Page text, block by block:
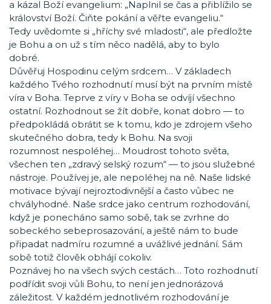
a kázal Boží evangelium: „Naplnil se čas a přiblížilo se
království Boží. Čiňte pokání a věřte evangeliu.“
Tedy uvědomte si „hříchy své mladosti“, ale předložte
je Bohu a on už s tím něco nadělá, aby to bylo
dobré.
Důvěřuj Hospodinu celým srdcem… V základech
každého Tvého rozhodnutí musí být na prvním místě
víra v Boha. Teprve z víry v Boha se odvíjí všechno
ostatní. Rozhodnout se žít dobře, konat dobro — to
předpokládá obrátit se k tomu, kdo je zdrojem všeho
skutečného dobra, tedy k Bohu. Na svoji
rozumnost nespoléhej… Moudrost tohoto světa,
všechen ten „zdravý selský rozum“ — to jsou služebné
nástroje. Používej je, ale nepoléhej na ně. Naše lidské
motivace bývají nejroztodivnější a často vůbec ne
chvályhodné. Naše srdce jako centrum rozhodování,
když je ponecháno samo sobě, tak se zvrhne do
sobeckého sebeprosazování, a ještě nám to bude
připadat nadmíru rozumné a uvážlivé jednání. Sám
sobě totiž člověk obhájí cokoliv.
Poznávej ho na všech svých cestách… Toto rozhodnutí
podřídit svoji vůli Bohu, to není jen jednorázová
záležitost. V každém jednotlivém rozhodování je